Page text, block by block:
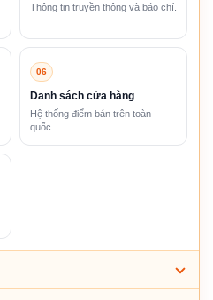
Thông tin truyền thông và báo chí.
06
Danh sách cửa hàng
Hệ thống điểm bán trên toàn
quốc.